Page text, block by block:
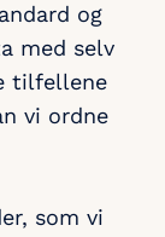
og
med selv
tilfellene
vi ordne
som vi